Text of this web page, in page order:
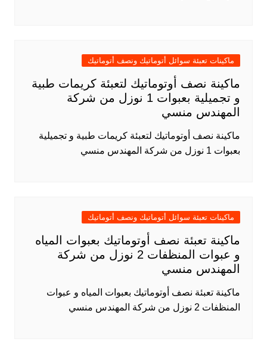
ماكينات تعبئة سوائل أتوماتيك ونصف أتوماتيك
ماكينة نصف أوتوماتيك لتعبئة كريمات طبية
و تجميلية بعبوات 1 نوزل من شركة
المهندس منسي
ماكينة نصف أوتوماتيك لتعبئة كريمات طبية و تجميلية
بعبوات 1 نوزل من شركة المهندس منسي
ماكينات تعبئة سوائل أتوماتيك ونصف أتوماتيك
ماكينة تعبئة نصف أوتوماتيك بعبوات المياه
و عبوات المنظفات 2 نوزل من شركة
المهندس منسي
ماكينة تعبئة نصف أوتوماتيك بعبوات المياه و عبوات
المنظفات 2 نوزل من شركة المهندس منسي